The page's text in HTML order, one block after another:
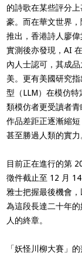
的詩歌在某些評分
豪。而在華文世界
推出，香港詩人廖
實測後亦發現，AI
內人士認可，其成
美。更有美國研究
型（LLM）在模仿特
類模仿者更受讀者
作品差距正逐漸縮短
甚至勝過人類的實力
目前正在進行的第
徵件截止至 12 月
雅士把握最後機會
為這段長達二十年
人的終章。
「妖怪川柳大賽」